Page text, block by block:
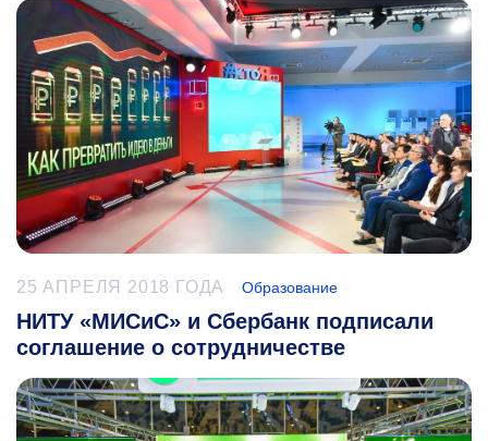
25 АПРЕЛЯ 2018 ГОДА Образование
НИТУ «МИСиС» и Сбербанк подписали
соглашение о сотрудничестве